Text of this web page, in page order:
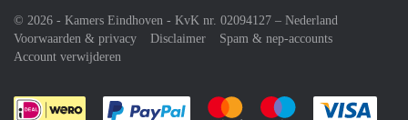
© 2026 - Kamers Eindhoven - KvK nr. 02094127 – Nederland
Voorwaarden & privacy
Disclaimer
Spam & nep-accounts
Account verwijderen
Je rekent gemakkelijk af met Paypal
Je rekent gemakkelijk af met
Je rekent